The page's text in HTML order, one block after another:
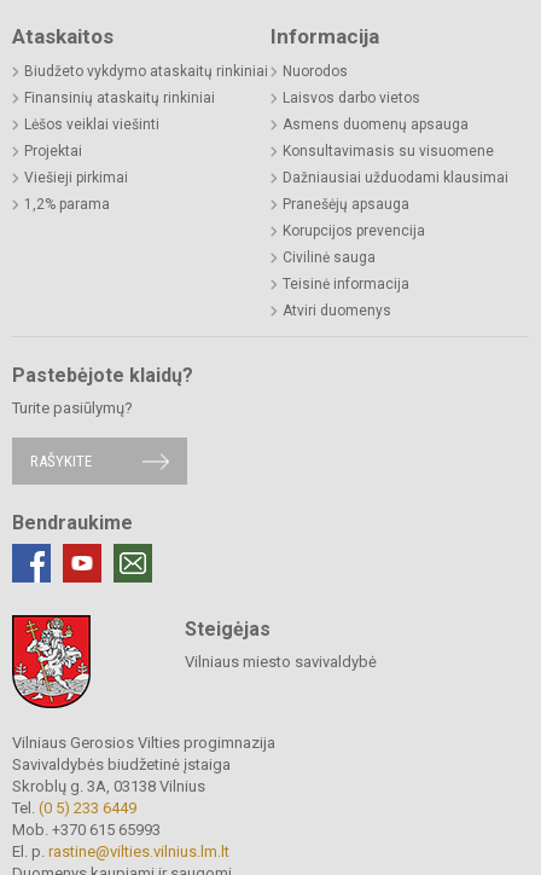
Ataskaitos
Biudžeto vykdymo ataskaitų rinkiniai
Finansinių ataskaitų rinkiniai
Lėšos veiklai viešinti
Projektai
Viešieji pirkimai
1,2% parama
Informacija
Nuorodos
Laisvos darbo vietos
Asmens duomenų apsauga
Konsultavimasis su visuomene
Dažniausiai užduodami klausimai
Pranešėjų apsauga
Korupcijos prevencija
Civilinė sauga
Teisinė informacija
Atviri duomenys
Pastebėjote klaidų?
Turite pasiūlymų?
RAŠYKITE
Bendraukime
Steigėjas
Vilniaus miesto savivaldybė
Vilniaus Gerosios Vilties progimnazija
Savivaldybės biudžetinė įstaiga
Skroblų g. 3A, 03138 Vilnius
Tel. (0 5) 233 6449
Mob. +370 615 65993
El. p. rastine@vilties.vilnius.lm.lt